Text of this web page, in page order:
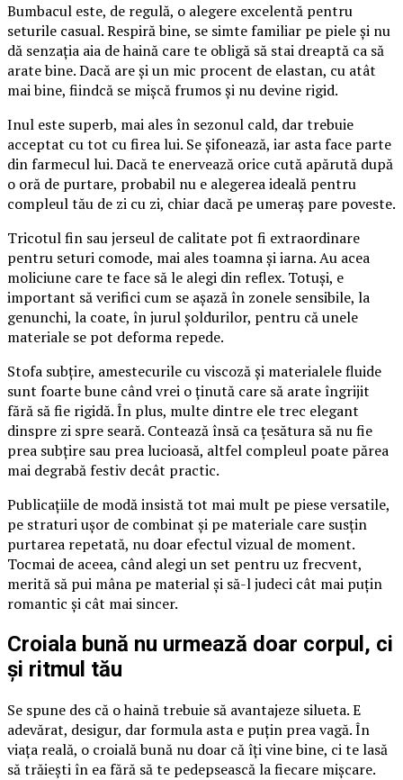
Bumbacul este, de regulă, o alegere excelentă pentru
seturile casual. Respiră bine, se simte familiar pe piele și nu
dă senzația aia de haină care te obligă să stai dreaptă ca să
arate bine. Dacă are și un mic procent de elastan, cu atât
mai bine, fiindcă se mișcă frumos și nu devine rigid.
Inul este superb, mai ales în sezonul cald, dar trebuie
acceptat cu tot cu firea lui. Se șifonează, iar asta face parte
din farmecul lui. Dacă te enervează orice cută apărută după
o oră de purtare, probabil nu e alegerea ideală pentru
compleul tău de zi cu zi, chiar dacă pe umeraș pare poveste.
Tricotul fin sau jerseul de calitate pot fi extraordinare
pentru seturi comode, mai ales toamna și iarna. Au acea
moliciune care te face să le alegi din reflex. Totuși, e
important să verifici cum se așază în zonele sensibile, la
genunchi, la coate, în jurul șoldurilor, pentru că unele
materiale se pot deforma repede.
Stofa subțire, amestecurile cu viscoză și materialele fluide
sunt foarte bune când vrei o ținută care să arate îngrijit
fără să fie rigidă. În plus, multe dintre ele trec elegant
dinspre zi spre seară. Contează însă ca țesătura să nu fie
prea subțire sau prea lucioasă, altfel compleul poate părea
mai degrabă festiv decât practic.
Publicațiile de modă insistă tot mai mult pe piese versatile,
pe straturi ușor de combinat și pe materiale care susțin
purtarea repetată, nu doar efectul vizual de moment.
Tocmai de aceea, când alegi un set pentru uz frecvent,
merită să pui mâna pe material și să-l judeci cât mai puțin
romantic și cât mai sincer.
Croiala bună nu urmează doar corpul, ci
și ritmul tău
Se spune des că o haină trebuie să avantajeze silueta. E
adevărat, desigur, dar formula asta e puțin prea vagă. În
viața reală, o croială bună nu doar că îți vine bine, ci te lasă
să trăiești în ea fără să te pedepsească la fiecare mișcare.